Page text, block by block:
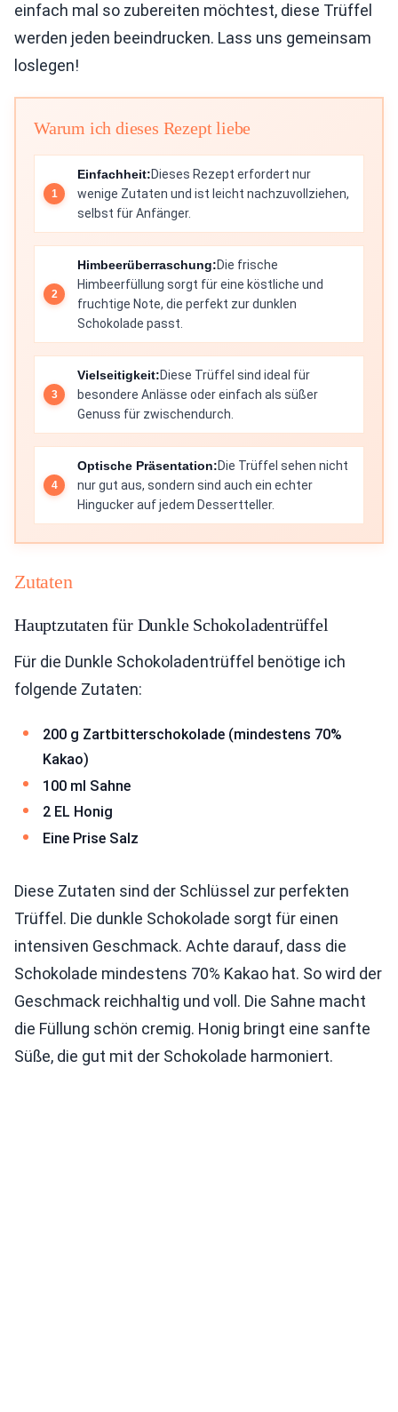
einfach mal so zubereiten möchtest, diese Trüffel
werden jeden beeindrucken. Lass uns gemeinsam
loslegen!
Warum ich dieses Rezept liebe
Einfachheit:Dieses Rezept erfordert nur
wenige Zutaten und ist leicht nachzuvollziehen,
selbst für Anfänger.
Himbeerüberraschung:Die frische
Himbeerfüllung sorgt für eine köstliche und
fruchtige Note, die perfekt zur dunklen
Schokolade passt.
Vielseitigkeit:Diese Trüffel sind ideal für
besondere Anlässe oder einfach als süßer
Genuss für zwischendurch.
Optische Präsentation:Die Trüffel sehen nicht
nur gut aus, sondern sind auch ein echter
Hingucker auf jedem Dessertteller.
Zutaten
Hauptzutaten für Dunkle Schokoladentrüffel
Für die Dunkle Schokoladentrüffel benötige ich
folgende Zutaten:
200 g Zartbitterschokolade (mindestens 70%
Kakao)
100 ml Sahne
2 EL Honig
Eine Prise Salz
Diese Zutaten sind der Schlüssel zur perfekten
Trüffel. Die dunkle Schokolade sorgt für einen
intensiven Geschmack. Achte darauf, dass die
Schokolade mindestens 70% Kakao hat. So wird der
Geschmack reichhaltig und voll. Die Sahne macht
die Füllung schön cremig. Honig bringt eine sanfte
Süße, die gut mit der Schokolade harmoniert.